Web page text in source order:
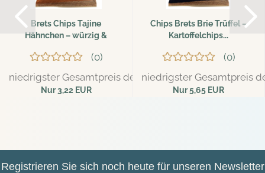
Brets Chips Tajine
Hähnchen – würzig &
0
niedrigster Gesamtpreis der letzten 30 Tage: 3,39 EUR
Nur 3,22 EUR
Chips Brets Brie Trüffel –
Kartoffelchips...
0
niedrigster Gesamtpreis
Nur 5,65 EUR
Registrieren Sie sich noch heute für unseren Newsletter